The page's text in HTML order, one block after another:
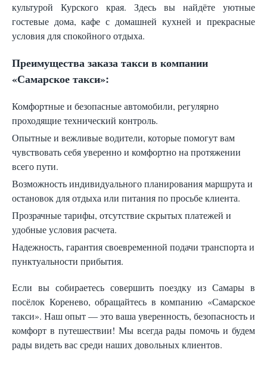
культурой Курского края. Здесь вы найдёте уютные
гостевые дома, кафе с домашней кухней и прекрасные
условия для спокойного отдыха.
Преимущества заказа такси в компании
«Самарское такси»:
Комфортные и безопасные автомобили, регулярно
проходящие технический контроль.
Опытные и вежливые водители, которые помогут вам
чувствовать себя уверенно и комфортно на протяжении
всего пути.
Возможность индивидуального планирования маршрута и
остановок для отдыха или питания по просьбе клиента.
Прозрачные тарифы, отсутствие скрытых платежей и
удобные условия расчета.
Надежность, гарантия своевременной подачи транспорта и
пунктуальности прибытия.
Если вы собираетесь совершить поездку из Самары в
посёлок Коренево, обращайтесь в компанию «Самарское
такси». Наш опыт — это ваша уверенность, безопасность и
комфорт в путешествии! Мы всегда рады помочь и будем
рады видеть вас среди наших довольных клиентов.